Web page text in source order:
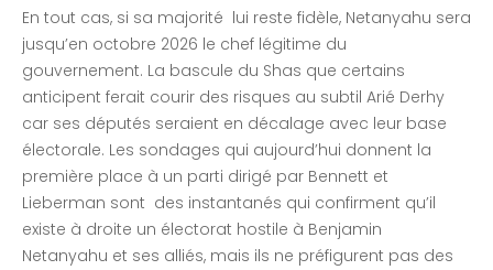
En tout cas, si sa majorité lui reste fidèle, Netanyahu sera
jusqu’en octobre 2026 le chef légitime du
gouvernement. La bascule du Shas que certains
anticipent ferait courir des risques au subtil Arié Derhy
car ses députés seraient en décalage avec leur base
électorale. Les sondages qui aujourd’hui donnent la
première place à un parti dirigé par Bennett et
Lieberman sont des instantanés qui confirment qu’il
existe à droite un électorat hostile à Benjamin
Netanyahu et ses alliés, mais ils ne préfigurent pas des